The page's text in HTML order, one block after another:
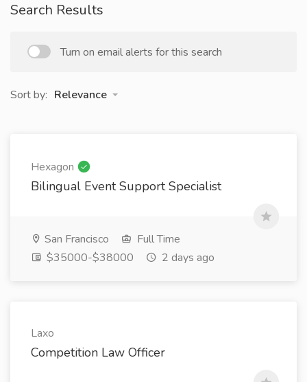
Search Results
Turn on email alerts for this search
Sort by: Relevance
Hexagon
Bilingual Event Support Specialist
San Francisco
Full Time
$35000-$38000
2 days ago
Laxo
Competition Law Officer